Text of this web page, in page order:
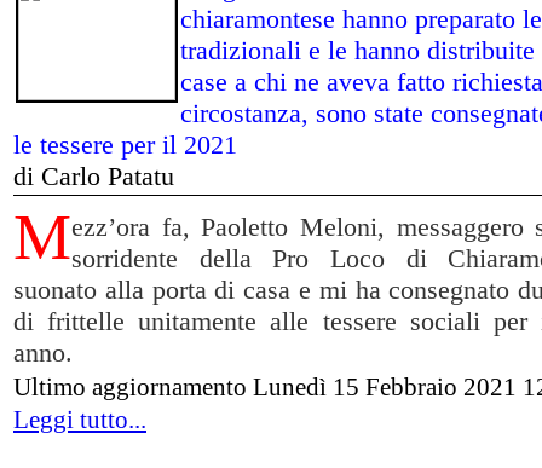
chiaramontese hanno preparato
tradizionali e le hanno distribuite
case a chi ne aveva fatto
circostanza, sono state
le tessere per il 2021
di Carlo Patatu
Mezz’ora fa, Paoletto Meloni, messaggero
sorridente della Pro Loco di
suonato alla porta di casa e mi ha consegnato
di frittelle unitamente alle tessere sociali
anno.
Ultimo aggiornamento Lunedì 15 Febbraio 2021
Leggi tutto...